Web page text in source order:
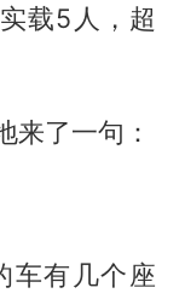
载5人，超
来了一句：
车有几个座